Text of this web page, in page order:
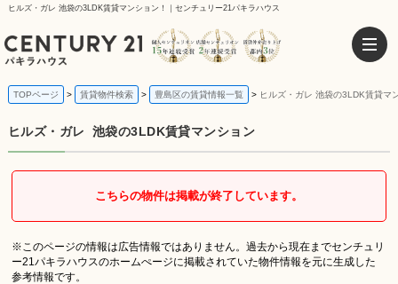
ヒルズ・ガレ 池袋の3LDK賃貸マンション！｜センチュリー21パキラハウス
TOPページ 賃貸物件検索 豊島区の賃貸情報一覧 ヒルズ・ガレ 池袋の3LDK賃貸マ
ヒルズ・ガレ 池袋の3LDK賃貸マンション
こちらの物件は掲載が終了しています。
※このページの情報は広告情報ではありません。過去から現在までセンチュリ
ー21パキラハウスのホームぺージに掲載されていた物件情報を元に生成した
参考情報です。